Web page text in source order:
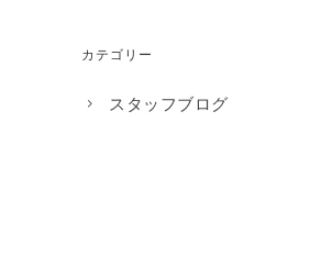
カテゴリー
スタッフブログ